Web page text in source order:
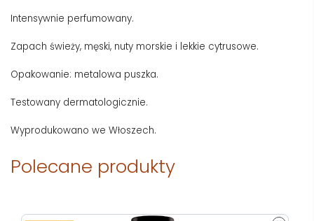
Intensywnie perfumowany.
Zapach świeży, męski, nuty morskie i lekkie cytrusowe.
Opakowanie: metalowa puszka.
Testowany dermatologicznie.
Wyprodukowano we Włoszech.
Polecane produkty